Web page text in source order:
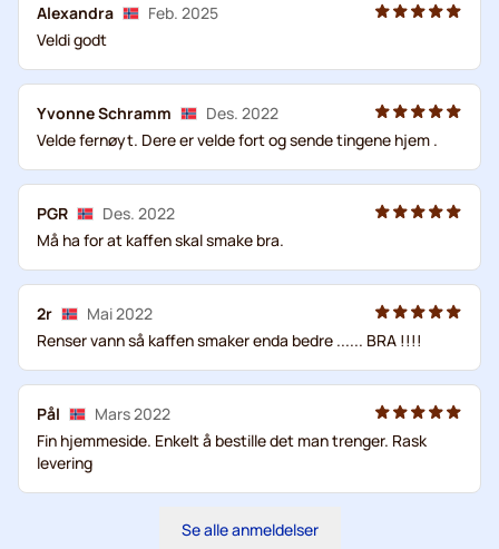
Alexandra
Feb. 2025
Veldi godt
Yvonne Schramm
Des. 2022
Velde fernøyt. Dere er velde fort og sende tingene hjem .
PGR
Des. 2022
Må ha for at kaffen skal smake bra.
2r
Mai 2022
Renser vann så kaffen smaker enda bedre ...... BRA !!!!
Pål
Mars 2022
Fin hjemmeside. Enkelt å bestille det man trenger. Rask
levering
Se alle anmeldelser